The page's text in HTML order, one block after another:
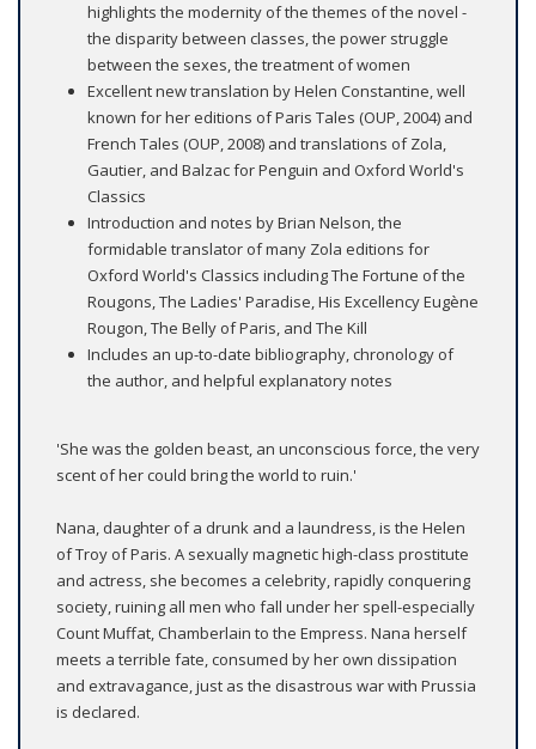
highlights the modernity of the themes of the novel -
the disparity between classes, the power struggle
between the sexes, the treatment of women
Excellent new translation by Helen Constantine, well
known for her editions of Paris Tales (OUP, 2004) and
French Tales (OUP, 2008) and translations of Zola,
Gautier, and Balzac for Penguin and Oxford World's
Classics
Introduction and notes by Brian Nelson, the
formidable translator of many Zola editions for
Oxford World's Classics including The Fortune of the
Rougons, The Ladies' Paradise, His Excellency Eugène
Rougon, The Belly of Paris, and The Kill
Includes an up-to-date bibliography, chronology of
the author, and helpful explanatory notes
'She was the golden beast, an unconscious force, the very
scent of her could bring the world to ruin.'
Nana, daughter of a drunk and a laundress, is the Helen
of Troy of Paris. A sexually magnetic high-class prostitute
and actress, she becomes a celebrity, rapidly conquering
society, ruining all men who fall under her spell-especially
Count Muffat, Chamberlain to the Empress. Nana herself
meets a terrible fate, consumed by her own dissipation
and extravagance, just as the disastrous war with Prussia
is declared.